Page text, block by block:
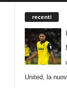
recenti
United, la